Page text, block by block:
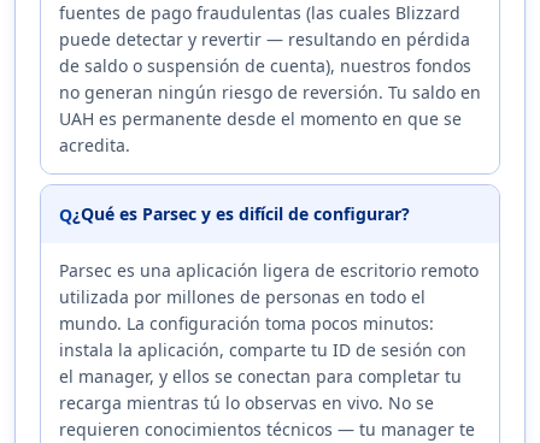
fuentes de pago fraudulentas (las cuales Blizzard
puede detectar y revertir — resultando en pérdida
de saldo o suspensión de cuenta), nuestros fondos
no generan ningún riesgo de reversión. Tu saldo en
UAH es permanente desde el momento en que se
acredita.
Q¿Qué es Parsec y es difícil de configurar?
Parsec es una aplicación ligera de escritorio remoto
utilizada por millones de personas en todo el
mundo. La configuración toma pocos minutos:
instala la aplicación, comparte tu ID de sesión con
el manager, y ellos se conectan para completar tu
recarga mientras tú lo observas en vivo. No se
requieren conocimientos técnicos — tu manager te